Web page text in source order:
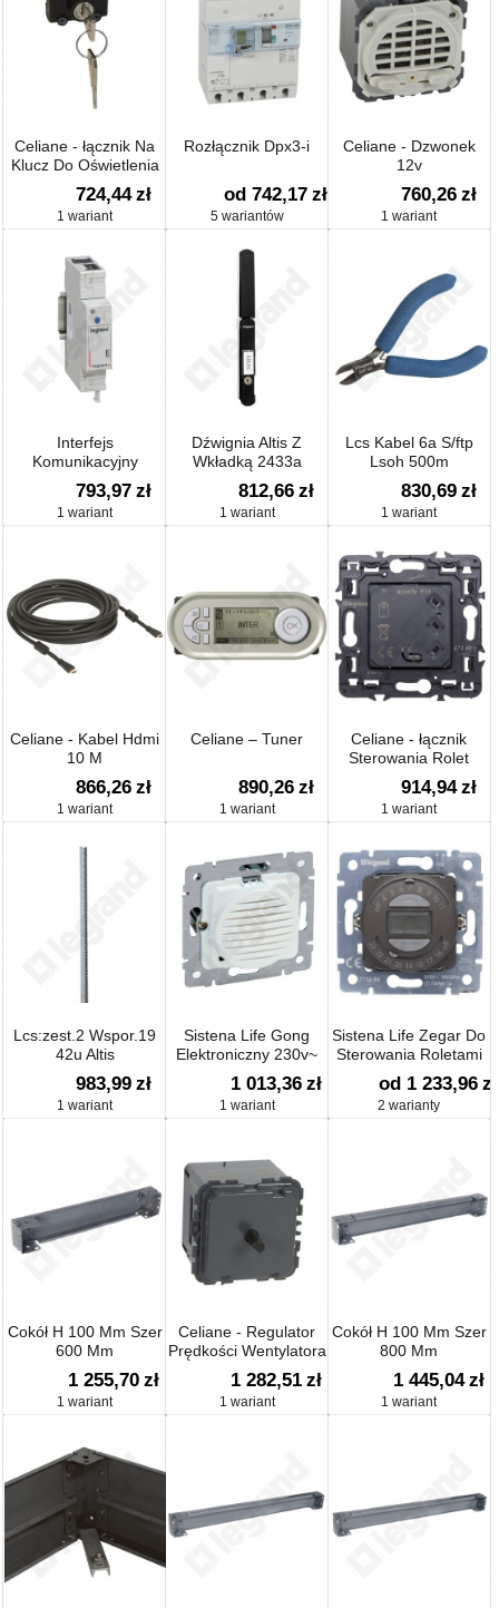
Celiane - łącznik Na
Klucz Do Oświetlenia
Awaryjnego
724,44 zł
1 wariant
Rozłącznik Dpx3-i
od 742,17 zł
5 wariantów
Celiane - Dzwonek
12v
760,26 zł
1 wariant
Interfejs
Komunikacyjny
Mofbus Dpx3
793,97 zł
1 wariant
Dźwignia Altis Z
Wkładką 2433a
812,66 zł
1 wariant
Lcs Kabel 6a S/ftp
Lsoh 500m
830,69 zł
1 wariant
Celiane - Kabel Hdmi
10 M
866,26 zł
1 wariant
Celiane – Tuner
890,26 zł
1 wariant
Celiane - łącznik
Sterowania Rolet
914,94 zł
1 wariant
Lcs:zest.2 Wspor.19
42u Altis
983,99 zł
1 wariant
Sistena Life Gong
Elektroniczny 230v~
1 013,36 zł
1 wariant
Sistena Life Zegar Do
Sterowania Roletami
od 1 233,96 zł
2 warianty
Cokół H 100 Mm Szer
600 Mm
1 255,70 zł
1 wariant
Celiane - Regulator
Prędkości Wentylatora
400w
1 282,51 zł
1 wariant
Cokół H 100 Mm Szer
800 Mm
1 445,04 zł
1 wariant